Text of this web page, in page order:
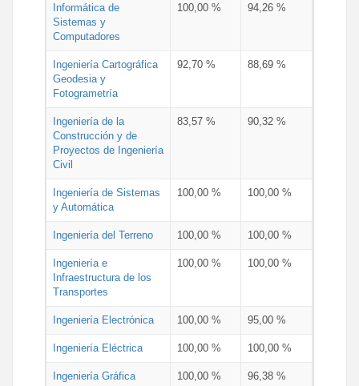
Informática de
Sistemas y
Computadores
100,00 % 94,26 %
Ingeniería Cartográfica
Geodesia y
Fotogrametría
92,70 % 88,69 %
Ingeniería de la
Construcción y de
Proyectos de Ingeniería
Civil
83,57 % 90,32 %
Ingeniería de Sistemas
y Automática
100,00 % 100,00 %
Ingeniería del Terreno 100,00 % 100,00 %
Ingeniería e
Infraestructura de los
Transportes
100,00 % 100,00 %
Ingeniería Electrónica 100,00 % 95,00 %
Ingeniería Eléctrica 100,00 % 100,00 %
Ingeniería Gráfica 100,00 % 96,38 %